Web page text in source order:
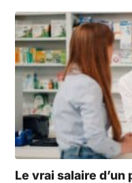
Le vrai salaire